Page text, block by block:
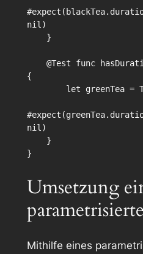
nil)
{
nil)
}
Umsetzung
Mithilfe eines